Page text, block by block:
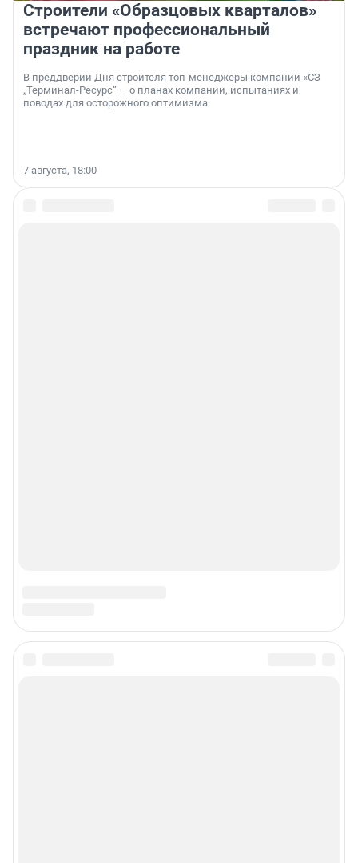
Строители «Образцовых кварталов»
встречают профессиональный
праздник на работе
В преддверии Дня строителя топ-менеджеры компании «СЗ
„Терминал-Ресурс“ — о планах компании, испытаниях и
поводах для осторожного оптимизма.
7 августа, 18:00